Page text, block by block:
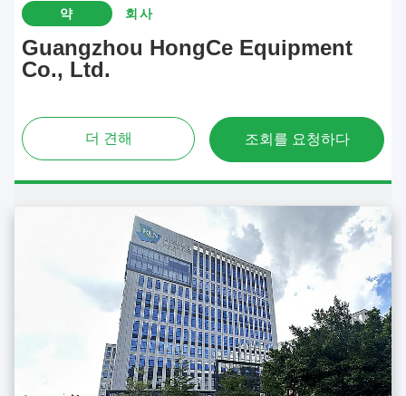
약 회사
Guangzhou HongCe Equipment
Co., Ltd.
더 견해 조회를 요청하다